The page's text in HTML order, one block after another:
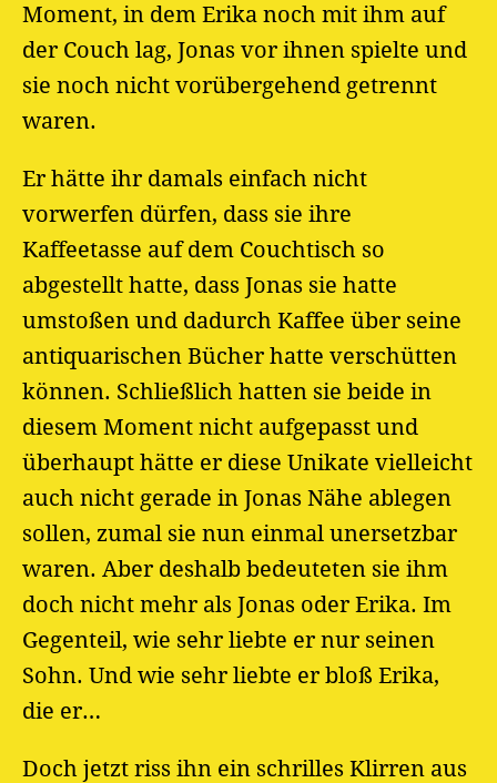
Moment, in dem Erika noch mit ihm auf
der Couch lag, Jonas vor ihnen spielte und
sie noch nicht vorübergehend getrennt
waren.
Er hätte ihr damals einfach nicht
vorwerfen dürfen, dass sie ihre
Kaffeetasse auf dem Couchtisch so
abgestellt hatte, dass Jonas sie hatte
umstoßen und dadurch Kaffee über seine
antiquarischen Bücher hatte verschütten
können. Schließlich hatten sie beide in
diesem Moment nicht aufgepasst und
überhaupt hätte er diese Unikate vielleicht
auch nicht gerade in Jonas Nähe ablegen
sollen, zumal sie nun einmal unersetzbar
waren. Aber deshalb bedeuteten sie ihm
doch nicht mehr als Jonas oder Erika. Im
Gegenteil, wie sehr liebte er nur seinen
Sohn. Und wie sehr liebte er bloß Erika,
die er…
Doch jetzt riss ihn ein schrilles Klirren aus